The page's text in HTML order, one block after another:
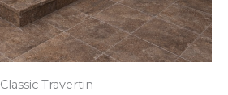
Classic Travertin